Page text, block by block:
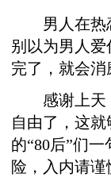
男人在热恋
别以为男人
完了，就会消
感谢上天，
自由了，这
的“80后”们
险，入内请谨